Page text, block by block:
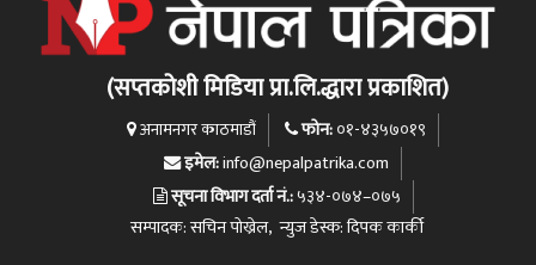
(सप्तकोशी मिडिया प्रा.लि.द्धारा प्रकाशित)
अनामनगर काठमाडौं फोन:०१-४३५७०१९
इमेल:info@nepalpatrika.com
सूचना विभाग दर्ता नं.:५३४-०७४–०७५
सम्पादक: सचिन पोख्रेल, न्युज डेस्क: दिपक कार्की